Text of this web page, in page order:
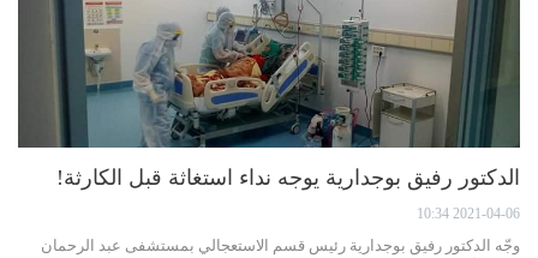
الدكتور رفيق بوجدارية يوجه نداء استغاثة قبل الكارثة!
2021-04-06 10:34
وجّه الدكتور رفيق بوجدارية رئيس قسم الاستعجالي بمستشفى عبد الرحمان